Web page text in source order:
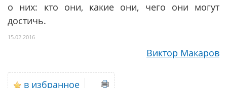
о них: кто они, какие они, чего они могут
достичь.
15.02.2016
Виктор Макаров
в избранное